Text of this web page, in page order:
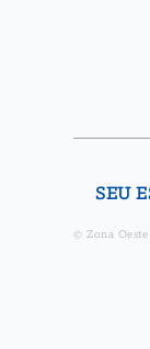
SEU
© Zona